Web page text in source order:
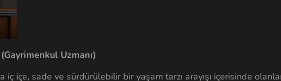
imenkul Uzmanı)
iç içe, sade ve sürdürülebilir bir yaşam tarzı arayışı içerisinde